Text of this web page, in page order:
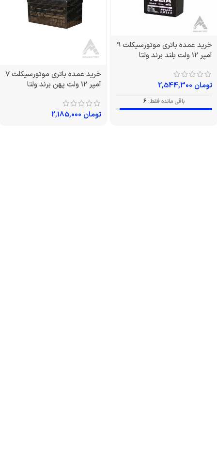
خرید عمده باتری موتورسیکلت 9
آمپر 12 ولت بلند برند ولتا
تومان
باقی مانده فقط: 6
خرید عمده باتری موتورسیکلت 7
آمپر 12 ولت پهن برند ولتا
تومان